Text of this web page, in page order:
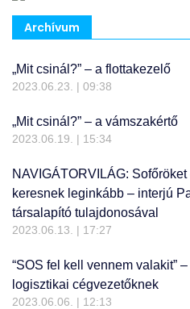
Archívum
„Mit csinál?” – a flottakezelő
2023.06.23. 09:38
„Mit csinál?” – a vámszakértő
2023.06.19. 15:34
NAVIGÁTORVILÁG:
keresnek leginkább – interjú
társalapító tulajdonosával
2023.06.13. 17:27
“SOS fel kell vennem valakit”
logisztikai cégvezetőknek
2023.06.06. 12:13